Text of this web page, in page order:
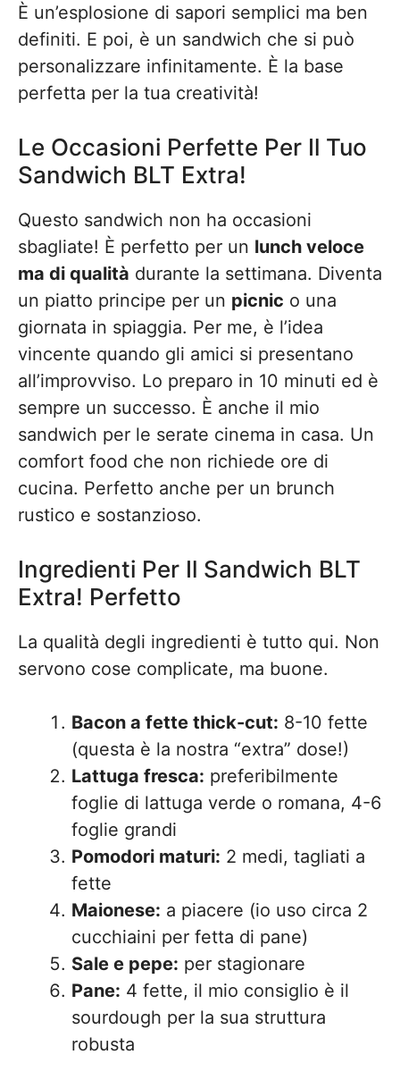
È un’esplosione di sapori semplici ma ben
definiti. E poi, è un sandwich che si può
personalizzare infinitamente. È la base
perfetta per la tua creatività!
Le Occasioni Perfette Per Il Tuo
Sandwich BLT Extra!
Questo sandwich non ha occasioni
sbagliate! È perfetto per un lunch veloce
ma di qualità durante la settimana. Diventa
un piatto principe per un picnic o una
giornata in spiaggia. Per me, è l’idea
vincente quando gli amici si presentano
all’improvviso. Lo preparo in 10 minuti ed è
sempre un successo. È anche il mio
sandwich per le serate cinema in casa. Un
comfort food che non richiede ore di
cucina. Perfetto anche per un brunch
rustico e sostanzioso.
Ingredienti Per Il Sandwich BLT
Extra! Perfetto
La qualità degli ingredienti è tutto qui. Non
servono cose complicate, ma buone.
Bacon a fette thick-cut: 8-10 fette
(questa è la nostra “extra” dose!)
Lattuga fresca: preferibilmente
foglie di lattuga verde o romana, 4-6
foglie grandi
Pomodori maturi: 2 medi, tagliati a
fette
Maionese: a piacere (io uso circa 2
cucchiaini per fetta di pane)
Sale e pepe: per stagionare
Pane: 4 fette, il mio consiglio è il
sourdough per la sua struttura
robusta